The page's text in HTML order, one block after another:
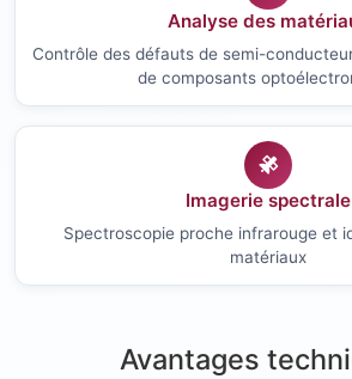
Analyse des
Contrôle des défauts de semi-
de composants
Imagerie spectrale
Spectroscopie proche infrarouge et
matériaux
Avantages